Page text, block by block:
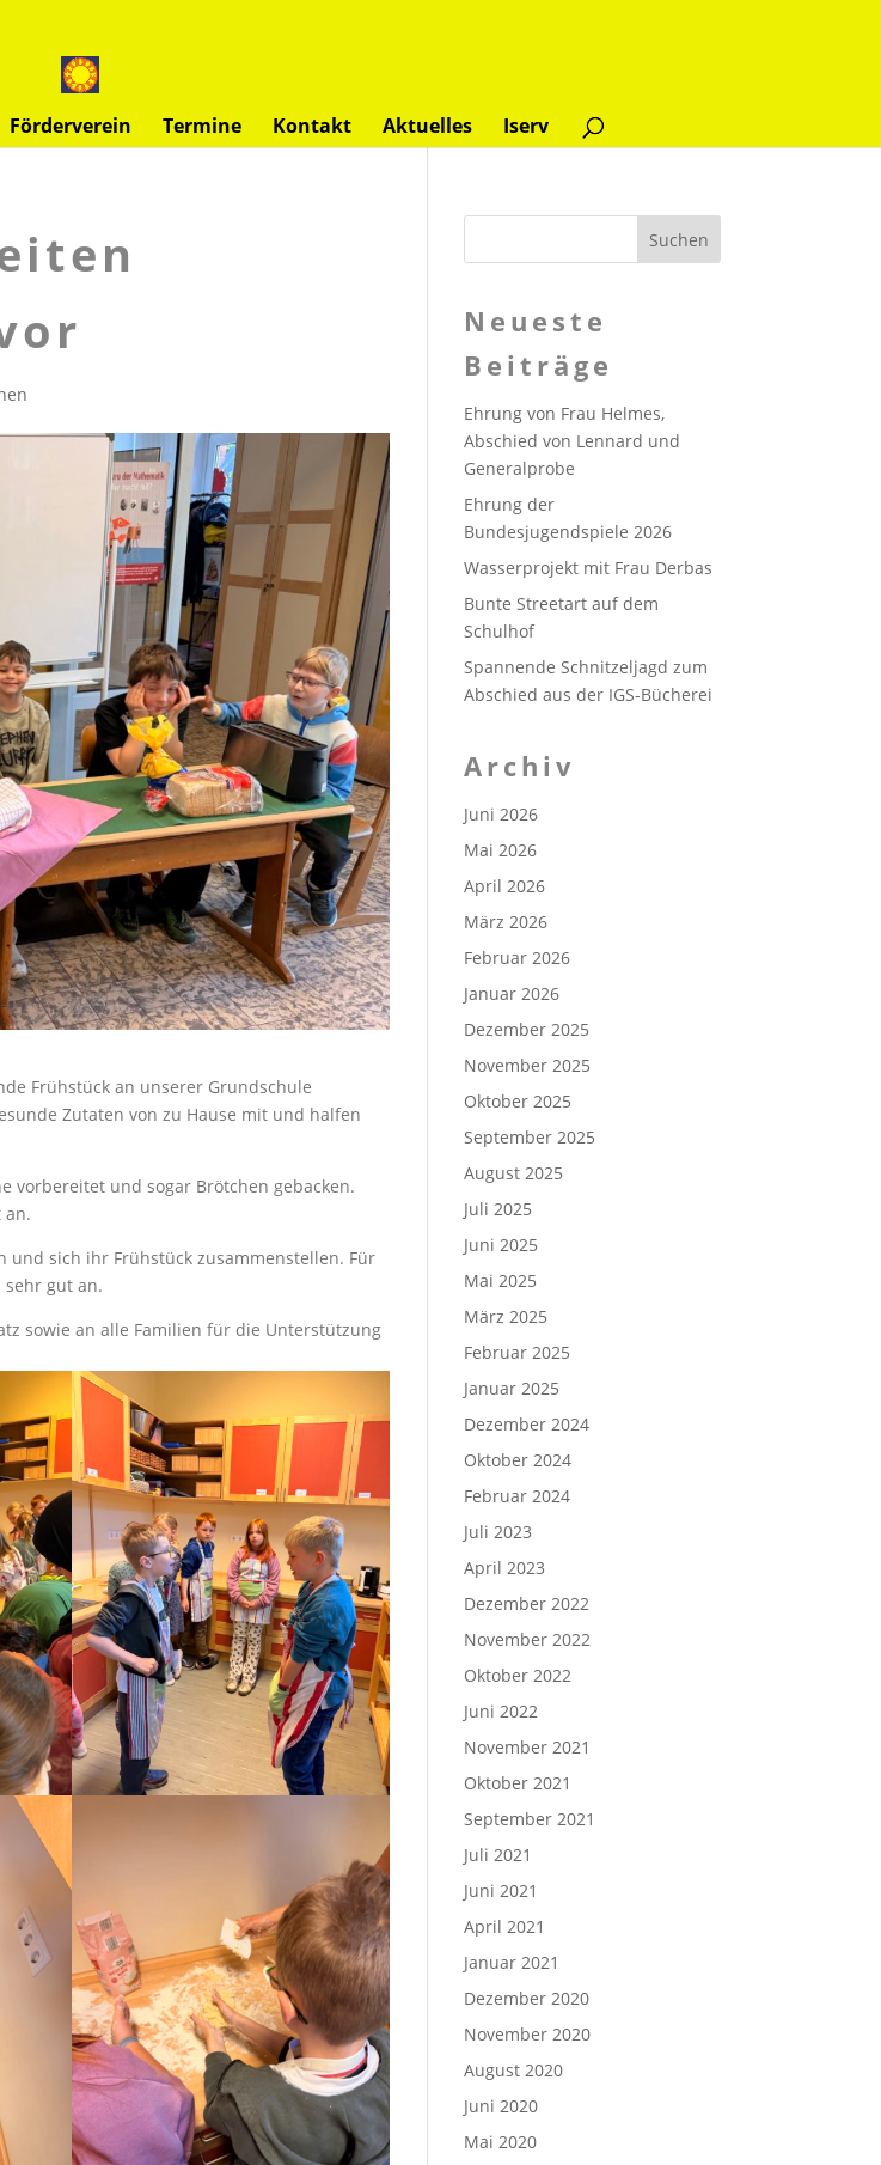
Förderverein Termine Kontakt Aktuelles Iserv
Frühstück an unserer Grundschule
Zutaten von zu Hause mit und halfen
vorbereitet und sogar Brötchen gebacken.
an.
sich ihr Frühstück zusammenstellen. Für
gut an.
sowie an alle Familien für die Unterstützung
Neueste
Beiträge
Ehrung von Frau Helmes,
Abschied von Lennard und
Generalprobe
Ehrung der
Bundesjugendspiele 2026
Wasserprojekt mit Frau Derbas
Bunte Streetart auf dem
Schulhof
Spannende Schnitzeljagd zum
Abschied aus der IGS-Bücherei
Archiv
Juni 2026
Mai 2026
April 2026
März 2026
Februar 2026
Januar 2026
Dezember 2025
November 2025
Oktober 2025
September 2025
August 2025
Juli 2025
Juni 2025
Mai 2025
März 2025
Februar 2025
Januar 2025
Dezember 2024
Oktober 2024
Februar 2024
Juli 2023
April 2023
Dezember 2022
November 2022
Oktober 2022
Juni 2022
November 2021
Oktober 2021
September 2021
Juli 2021
Juni 2021
April 2021
Januar 2021
Dezember 2020
November 2020
August 2020
Juni 2020
Mai 2020